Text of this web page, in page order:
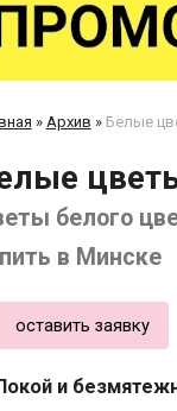
» Архив » Белые
белого
в Минске
оставить заявку
и